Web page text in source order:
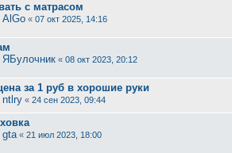
с матрасом
AlGo « 07 окт 2025, 14:16
ЯБулочник « 08 окт 2023, 20:12
за 1 руб в хорошие руки
ntlry « 24 сен 2023, 09:44
gta « 21 июл 2023, 18:00